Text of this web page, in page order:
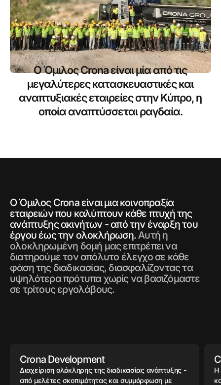
Ο Όμιλος Crona είναι μία από τις
μεγαλύτερες κατασκευαστικές και
αναπτυξιακές εταιρείες στην Κύπρο, η
οποία αναπτύσσεται ραγδαία.
Ο Όμιλος Crona είναι μια κοινοπραξία
εταιρειών που καλύπτουν κάθε πτυχή της
ανάπτυξης ακινήτων - από την έναρξη του
έργου έως την ολοκλήρωση.Αυτή η
ολοκληρωμένη δομή μας επιτρέπει να
διατηρούμε τον απόλυτο έλεγχο σε κάθε
φάση της διαδικασίας, διασφαλίζοντας τα
υψηλότερα πρότυπα χωρίς να βασιζόμαστε
σε τρίτους εργολάβους.
Crona Development
Διαχείριση ολόκληρης της διαδικασίας ανάπτυξης -
από μελέτες σκοπιμότητας και συμμόρφωση με
Η